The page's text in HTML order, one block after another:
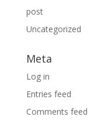
post
Uncategorized
Meta
Log in
Entries feed
Comments feed